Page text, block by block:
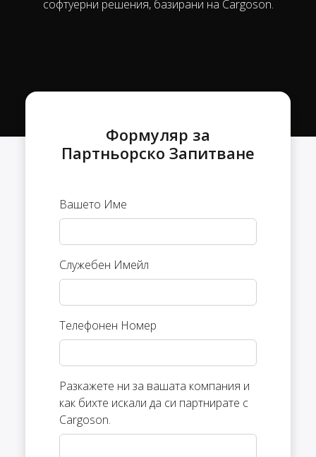
софтуерни решения, базирани на Cargoson.
Формуляр за
Партньорско Запитване
Вашето Име
Служебен Имейл
Телефонен Номер
Разкажете ни за вашата компания и
как бихте искали да си партнирате с
Cargoson.